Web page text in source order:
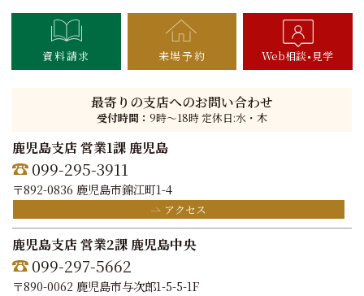
資料請求 来場予約 Web相談 見学
最寄りの支店へのお問い合わせ
受付時間： 9時〜18時 定休日:水・木
鹿児島支店 営業1課 鹿児島
099-295-3911
〒892-0836 鹿児島市錦江町1-4
アクセス
鹿児島支店 営業2課 鹿児島中央
099-297-5662
〒890-0062 鹿児島市与次郎1-5-5-1F